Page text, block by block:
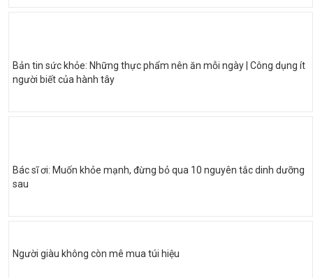
Bản tin sức khỏe: Những thực phẩm nên ăn mỗi ngày | Công dụng ít
người biết của hành tây
Bác sĩ ơi: Muốn khỏe mạnh, đừng bỏ qua 10 nguyên tắc dinh dưỡng
sau
Người giàu không còn mê mua túi hiệu